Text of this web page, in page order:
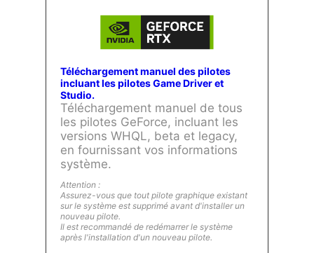
Téléchargement manuel des pilotes
incluant les pilotes Game Driver et
Studio.
Téléchargement manuel de tous
les pilotes GeForce, incluant les
versions WHQL, beta et legacy,
en fournissant vos informations
système.
Attention :
Assurez-vous que tout pilote graphique existant
sur le système est supprimé avant d'installer un
nouveau pilote.
Il est recommandé de redémarrer le système
après l'installation d'un nouveau pilote.